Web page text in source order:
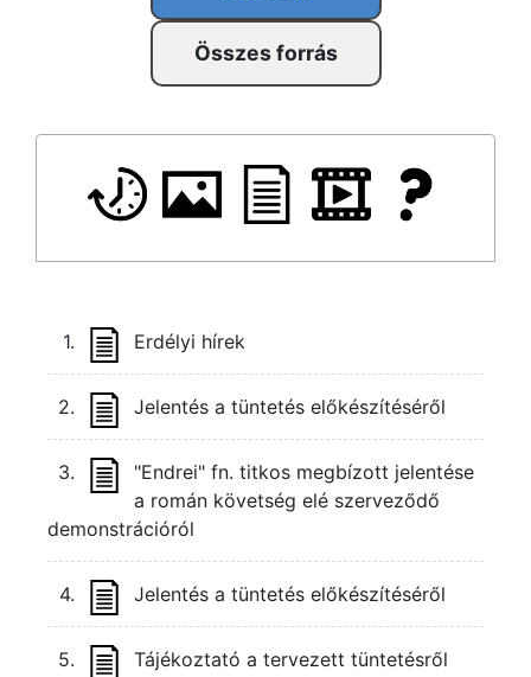
Összes forrás
1. Erdélyi hírek
2. Jelentés a tüntetés előkészítéséről
3.
"Endrei" fn. titkos megbízott jelentése
a román követség elé szerveződő
demonstrációról
4. Jelentés a tüntetés előkészítéséről
5. Tájékoztató a tervezett tüntetésről